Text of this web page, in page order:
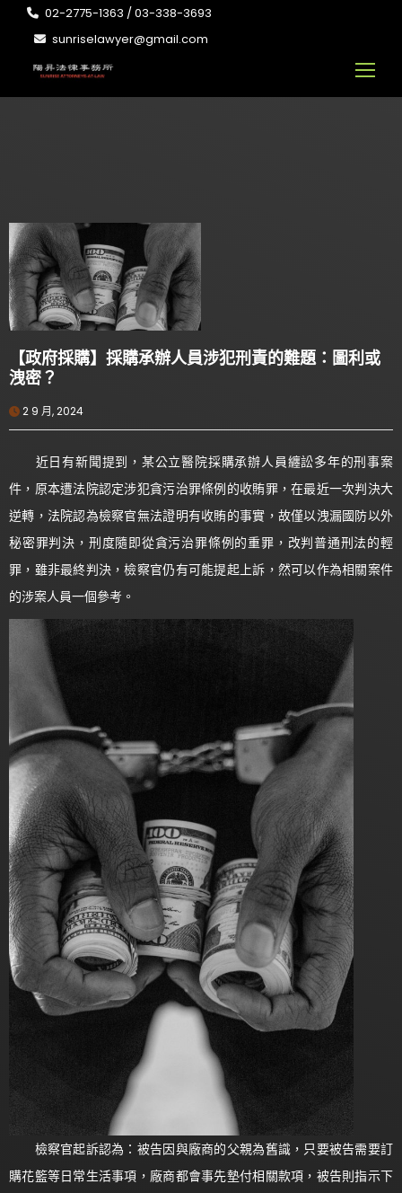
02-2775-1363 / 03-338-3693
sunriselawyer@gmail.com
【政府採購】採購承辦人員涉犯刑責的難題：圖利或
洩密？
2 9 月, 2024
近日有新聞提到，某公立醫院採購承辦人員纏訟多年的刑事案
件，原本遭法院認定涉犯貪污治罪條例的收賄罪，在最近一次判決大
逆轉，法院認為檢察官無法證明有收賄的事實，故僅以洩漏國防以外
秘密罪判決，刑度隨即從貪污治罪條例的重罪，改判普通刑法的輕
罪，雖非最終判決，檢察官仍有可能提起上訴，然可以作為相關案件
的涉案人員一個參考。
檢察官起訴認為：被告因與廠商的父親為舊識，只要被告需要訂
購花籃等日常生活事項，廠商都會事先墊付相關款項，被告則指示下